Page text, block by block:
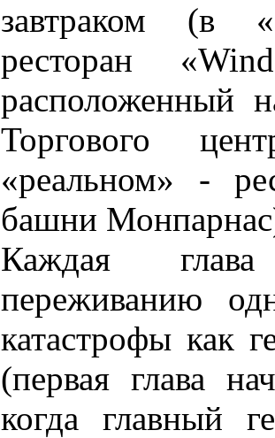
завтраком (в
ресторан
расположенный
Торгового
«реальном» -
башни
Каждая
переживанию
катастрофы как
(первая глава
когда главный